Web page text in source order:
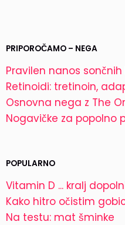
PRIPOROČAMO – NEGA
Pravilen nanos sončnih
Retinoidi: tretinoin,
Osnovna nega z The
Nogavičke za popolno
POPULARNO
Vitamin D ... kralj
Kako hitro očistim
Na testu: mat šminke